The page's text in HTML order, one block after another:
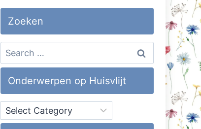
Zoeken
Search
for:
Onderwerpen op Huisvlijt
Onderwerpen
op